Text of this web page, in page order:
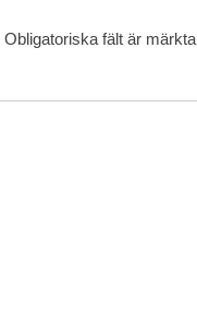
Obligatoriska fält är märkta